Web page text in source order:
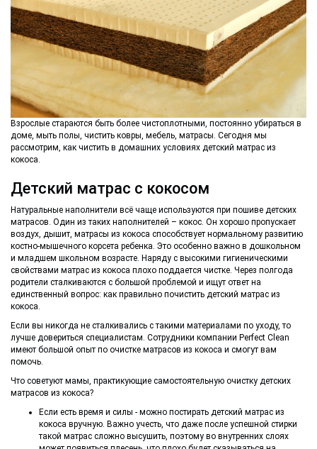
Взрослые стараются быть более чистоплотными, постоянно убираться в
доме, мыть полы, чистить ковры, мебель, матрасы. Сегодня мы
рассмотрим, как чистить в домашних условиях детский матрас из
кокоса.
Детский матрас с кокосом
Натуральные наполнители всё чаще используются при пошиве детских
матрасов. Один из таких наполнителей – кокос. Он хорошо пропускает
воздух, дышит, матрасы из кокоса способствует нормальному развитию
костно-мышечного корсета ребенка. Это особенно важно в дошкольном
и младшем школьном возрасте. Наряду с высокими гигиеническими
свойствами матрас из кокоса плохо поддается чистке. Через полгода
родители сталкиваются с большой проблемой и ищут ответ на
единственный вопрос: как правильно почистить детский матрас из
кокоса.
Если вы никогда не сталкивались с такими материалами по уходу, то
лучше довериться специалистам. Сотрудники компании Perfect Clean
имеют большой опыт по очистке матрасов из кокоса и смогут вам
помочь.
Что советуют мамы, практикующие самостоятельную очистку детских
матрасов из кокоса?
Если есть время и силы - можно постирать детский матрас из
кокоса вручную. Важно учесть, что даже после успешной стирки
такой матрас сложно высушить, поэтому во внутренних слоях